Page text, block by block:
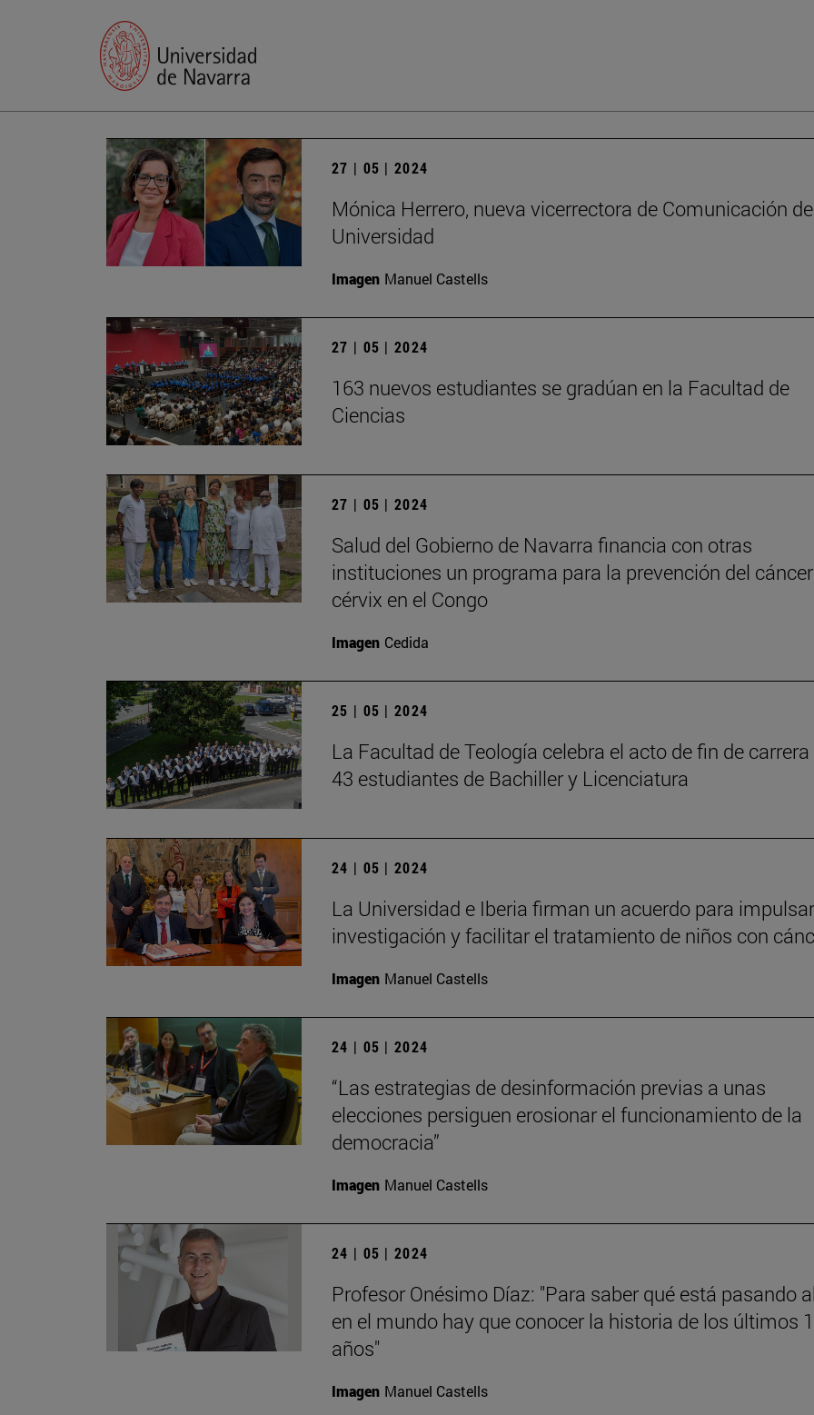
27 | 05 | 2024
Mónica Herrero, nueva vicerrectora de Comunicación
Universidad
Imagen Manuel Castells
27 | 05 | 2024
163 nuevos estudiantes se gradúan en la Facultad de
Ciencias
27 | 05 | 2024
Salud del Gobierno de Navarra financia con otras
instituciones un programa para la prevención del
cérvix en el Congo
Imagen Cedida
25 | 05 | 2024
La Facultad de Teología celebra el acto de fin de carrera
43 estudiantes de Bachiller y Licenciatura
24 | 05 | 2024
La Universidad e Iberia firman un acuerdo para
investigación y facilitar el tratamiento de niños con
Imagen Manuel Castells
24 | 05 | 2024
“Las estrategias de desinformación previas a unas
elecciones persiguen erosionar el funcionamiento de la
democracia”
Imagen Manuel Castells
24 | 05 | 2024
Profesor Onésimo Díaz: "Para saber qué está pasando
en el mundo hay que conocer la historia de los últimos
años"
Imagen Manuel Castells